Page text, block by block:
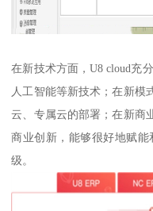
在新技术方面，U8 cloud充
人工智能等新技术；在新模
云、专属云的部署；在新商
商业创新，能够很好地赋
级。